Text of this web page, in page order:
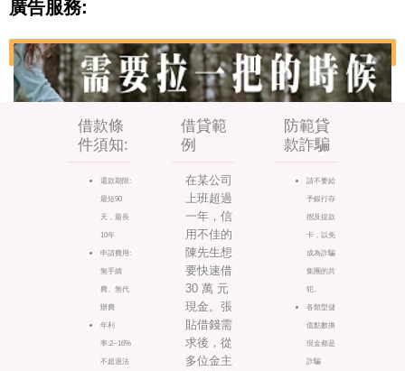
廣告服務:
借款條
件須知:
還款期限:
最短90
天，最長
10年
申請費用:
無手續
費、無代
辦費
年利
率:2~16%
不超過法
借貸範
例
在某公司
上班超過
一年，信
用不佳的
陳先生想
要快速借
30 萬 元
現金。張
貼借錢需
求後，從
多位金主
防範貸
款詐騙
請不要給
予銀行存
摺及提款
卡，以免
成為詐騙
集團的共
犯。
各類型儲
值點數換
現金都是
詐騙